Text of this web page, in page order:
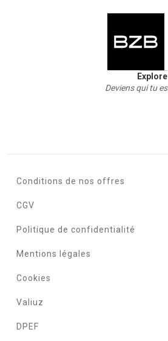
Explore
Deviens qui tu es
Conditions de nos offres
CGV
Politique de confidentialité
Mentions légales
Cookies
Valiuz
DPEF